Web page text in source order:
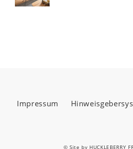
Impressum
© Site by HUCKLEBERRY